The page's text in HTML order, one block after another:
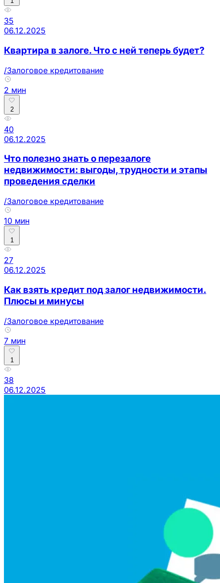
35
06.12.2025
Квартира в залоге. Что с ней теперь будет?
/Залоговое кредитование
2 мин
2
40
06.12.2025
Что полезно знать о перезалоге
недвижимости: выгоды, трудности и этапы
проведения сделки
/Залоговое кредитование
10 мин
1
27
06.12.2025
Как взять кредит под залог недвижимости.
Плюсы и минусы
/Залоговое кредитование
7 мин
1
38
06.12.2025